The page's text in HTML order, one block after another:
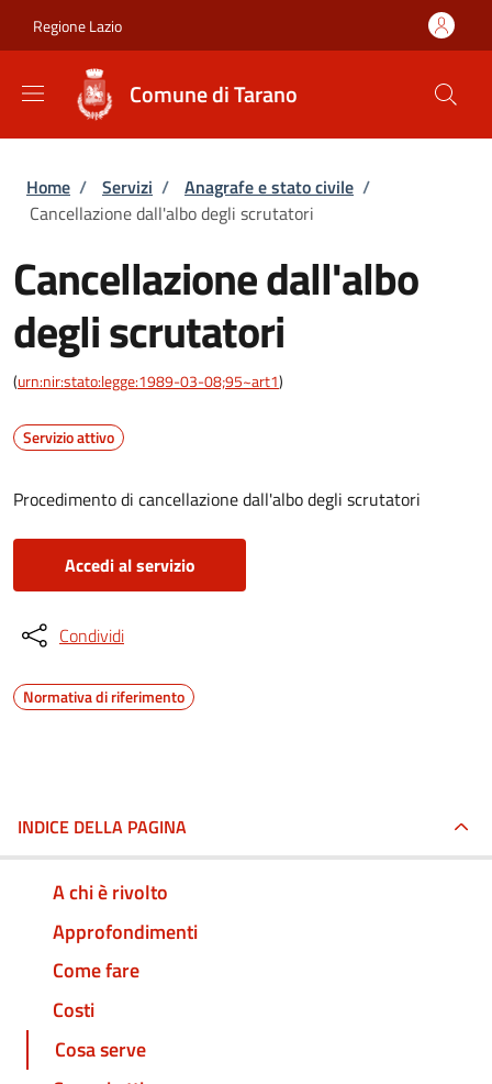
Regione Lazio
Comune di Tarano
Briciole di pane
Home / Servizi / Anagrafe e stato civile /
Cancellazione dall'albo degli scrutatori
Cancellazione dall'albo
degli scrutatori
(urn:nir:stato:legge:1989-03-08;95~art1)
Servizio attivo
Procedimento di cancellazione dall'albo degli scrutatori
Accedi al servizio
Condividi
Normativa di riferimento
INDICE DELLA PAGINA
A chi è rivolto
Approfondimenti
Come fare
Costi
Cosa serve